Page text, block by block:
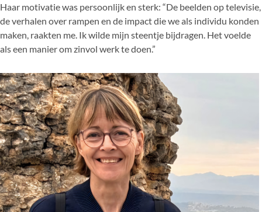
Haar motivatie was persoonlijk en sterk: “De beelden op televisie,
de verhalen over rampen en de impact die we als individu konden
maken, raakten me. Ik wilde mijn steentje bijdragen. Het voelde
als een manier om zinvol werk te doen.”
De
uitdagingen
van
de
beginjaren